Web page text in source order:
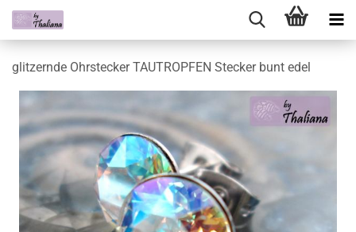
glitzernde Ohrstecker TAUTROPFEN Stecker bunt edel